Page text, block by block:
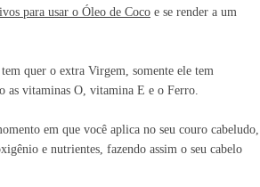
para usar o Óleo de Coco e se render a um
quer o extra Virgem, somente ele tem
as vitaminas O, vitamina E e o Ferro.
em que você aplica no seu couro cabeludo,
e nutrientes, fazendo assim o seu cabelo